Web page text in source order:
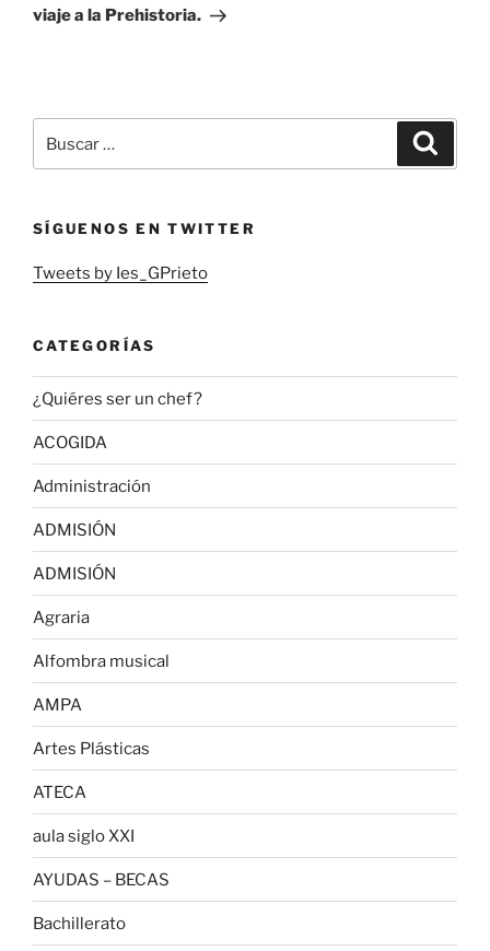
viaje a la Prehistoria.
por:
SÍGUENOS EN TWITTER
Tweets by Ies_GPrieto
CATEGORÍAS
¿Quiéres ser un chef?
ACOGIDA
Administración
ADMISIÓN
ADMISIÓN
Agraria
Alfombra musical
AMPA
Artes Plásticas
ATECA
aula siglo XXI
AYUDAS – BECAS
Bachillerato